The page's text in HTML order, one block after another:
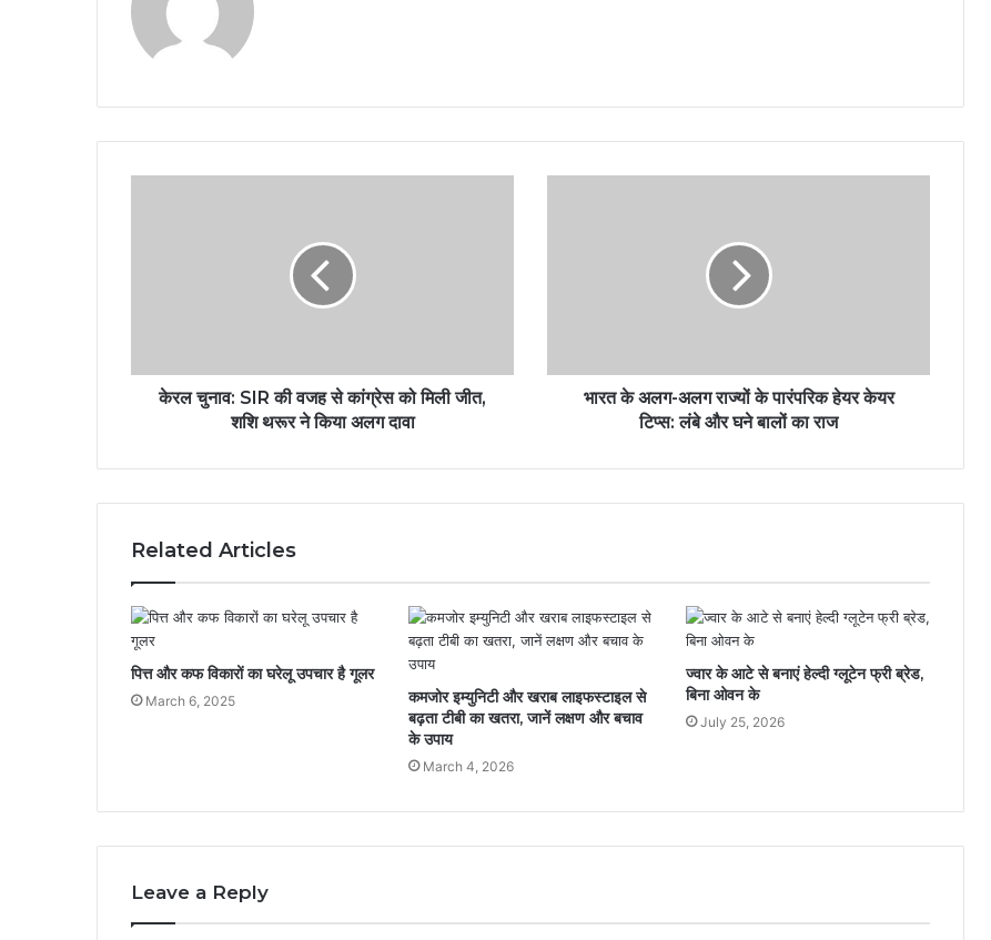
केरल चुनाव: SIR की वजह से कांग्रेस को मिली जीत,
शशि थरूर ने किया अलग दावा
भारत के अलग-अलग राज्यों के पारंपरिक हेयर केयर
टिप्स: लंबे और घने बालों का राज
Related Articles
पित्त और कफ विकारों का घरेलू उपचार है गूलर
March 6, 2025
कमजोर इम्युनिटी और खराब लाइफस्टाइल से
बढ़ता टीबी का खतरा, जानें लक्षण और बचाव
के उपाय
March 4, 2026
ज्वार के आटे से बनाएं हेल्दी ग्लूटेन फ्री ब्रेड,
बिना ओवन के
July 25, 2026
Leave a Reply